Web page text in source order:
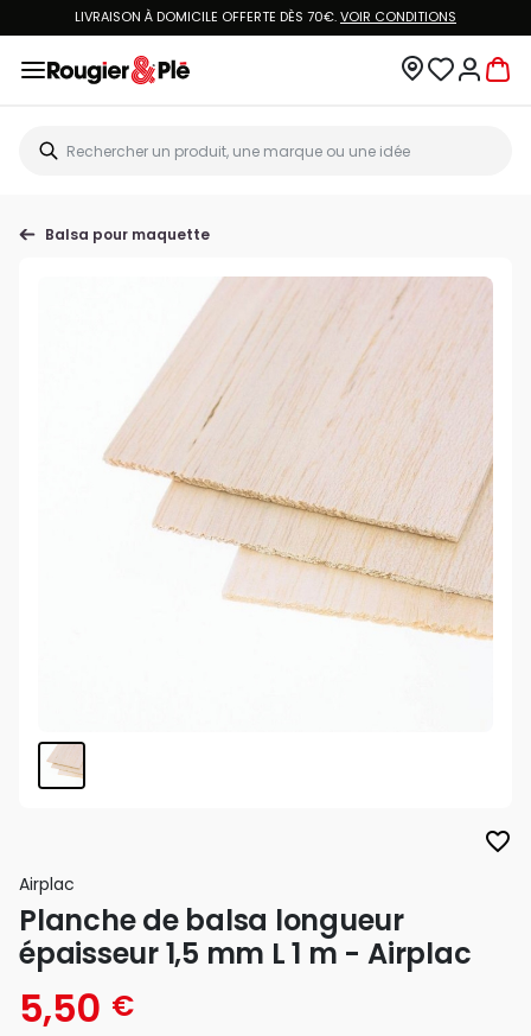
LIVRAISON À DOMICILE OFFERTE DÈS 70€.VOIR CONDITIONS
Balsa pour maquette
favorite_border
Airplac
Planche de balsa longueur
épaisseur 1,5 mm L 1 m - Airplac
5,50 €